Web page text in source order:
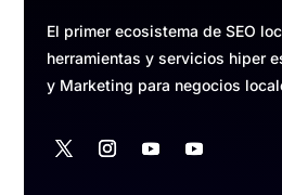
El primer ecosistema de SEO
herramientas y servicios hiper
y Marketing para negocios